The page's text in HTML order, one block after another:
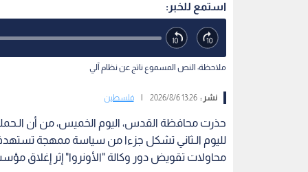
استمع للخبر:
ملاحظة: النص المسموع ناتج عن نظام آلي
نشر :13:26 2026/8/6 فلسطين
حذرت محافظة القدس، اليوم الخميس، من أن الـحملة
لليوم الـثاني تشكل جزءا من سياسة ممهجة تستهدف
محاولات تقويض دور وكالة "الأونروا" إثر إغلاق